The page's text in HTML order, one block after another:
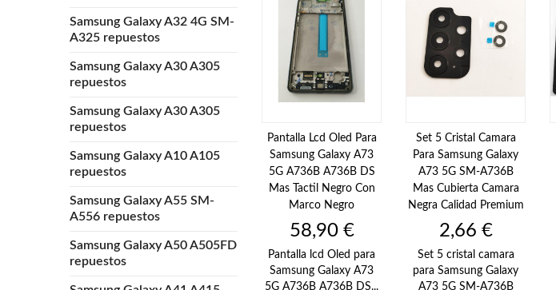
Samsung Galaxy A32 4G SM-
A325 repuestos
Samsung Galaxy A30 A305
repuestos
Samsung Galaxy A30 A305
repuestos
Samsung Galaxy A10 A105
repuestos
Samsung Galaxy A55 SM-
A556 repuestos
Samsung Galaxy A50 A505FD
repuestos
Pantalla Lcd Oled Para
Samsung Galaxy A73
5G A736B A736B DS
Mas Tactil Negro Con
Marco Negro
Precio
58,90 €
Pantalla lcd Oled para
Samsung Galaxy A73
5G A736B A736B DS...
Set 5 Cristal Camara
Para Samsung Galaxy
A73 5G SM-A736B
Mas Cubierta Camara
Negra Calidad Premium
Precio
2,66 €
Set 5 cristal camara
para Samsung Galaxy
A73 5G SM-A736B